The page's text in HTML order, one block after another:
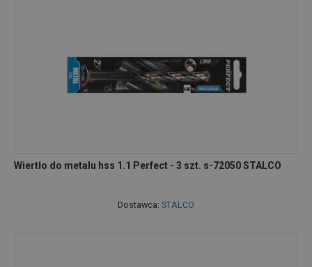
Wiertło do metalu hss 1.1 Perfect - 3 szt. s-72050 STALCO
Dostawca: STALCO